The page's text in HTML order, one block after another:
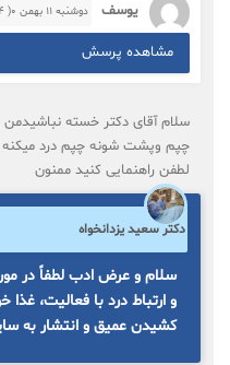
یوسف دوشنبه ۱۱ بهمن ۰( 4 سال پیش)
مشاهده پرسش
سلام آقای دکتر خسته
چپم وپشت شونه چپم درد میکنه
لطفن راهنمایی کنید ممنون
دکتر سعید یزدانخواه
سلام و عرض ادب لطفاً در
و ارتباط درد با فعالیت،
کشیدن عمیق و انتشار به